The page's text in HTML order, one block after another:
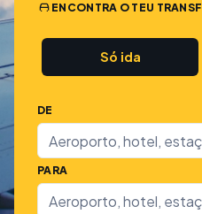
ENCONTRA O TEU
Só ida
DE
PARA